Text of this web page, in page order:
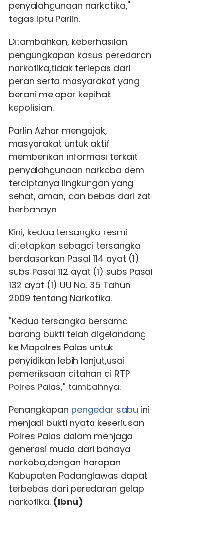
penyalahgunaan narkotika,"
tegas Iptu Parlin.
Ditambahkan, keberhasilan
pengungkapan kasus peredaran
narkotika,tidak terlepas dari
peran serta masyarakat yang
berani melapor kepihak
kepolisian.
Parlin Azhar mengajak,
masyarakat untuk aktif
memberikan informasi terkait
penyalahgunaan narkoba demi
terciptanya lingkungan yang
sehat, aman, dan bebas dari zat
berbahaya.
Kini, kedua tersangka resmi
ditetapkan sebagai tersangka
berdasarkan Pasal 114 ayat (1)
subs Pasal 112 ayat (1) subs Pasal
132 ayat (1) UU No. 35 Tahun
2009 tentang Narkotika.
"Kedua tersangka bersama
barang bukti telah digelandang
ke Mapolres Palas untuk
penyidikan lebih lanjut,usai
pemeriksaan ditahan di RTP
Polres Palas," tambahnya.
Penangkapan pengedar sabu ini
menjadi bukti nyata keseriusan
Polres Palas dalam menjaga
generasi muda dari bahaya
narkoba,dengan harapan
Kabupaten Padanglawas dapat
terbebas dari peredaran gelap
narkotika. (Ibnu)